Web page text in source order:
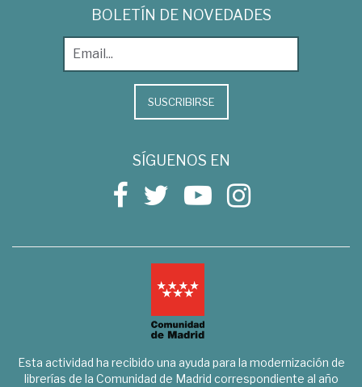
BOLETÍN DE NOVEDADES
SUSCRIBIRSE
SÍGUENOS EN
Esta actividad ha recibido una ayuda para la modernización de
librerías de la Comunidad de Madrid correspondiente al año